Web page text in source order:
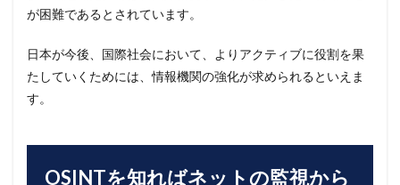
が困難であるとされています。
日本が今後、国際社会において、よりアクティブに役割を果
たしていくためには、情報機関の強化が求められるといえま
す。
OSINTを知ればネットの監視から